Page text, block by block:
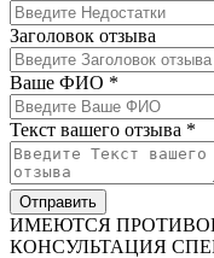
Заголовок отзыва
Ваше ФИО *
Текст вашего отзыва *
Отправить
ИМЕЮТСЯ
КОНСУЛЬТАЦИЯ